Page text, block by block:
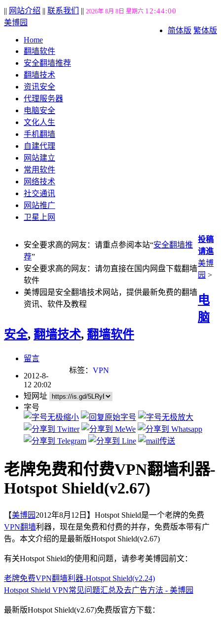
|| 网站介绍 || 联系我们 || 2026年 8月 8日 星期六 12:44:01
简体版 繁体版
美博园
Home
翻墙软件
安全翻墙推荐
翻墙技术
资讯安全
代理服务器
电脑安全
文化人生
手机翻墙
自建代理
网站建立
常用软件
网络技术
社交通讯
网站推广
卫星上网
安全要求高的网友：请重点参阅本站“安全翻墙推
荐”
安全要求高的网友：请勿直接在国内网盘下载翻墙
软件
美博园是安全翻墙技术网站，提供最新免费的翻墙
资讯、软件及教程
投稿
请進
美博
园 >
电
脑
安全, 翻墙技术, 翻墙软件
留言
标签： VPN
2012-8-
12 20:02
短网址
字号
老牌免费和付费VPN翻墙利器-
Hotspot Shield(v2.67)
【美博园 2012年8月12日】Hotspot Shield是一个老牌的免费
VPN翻墙利器，现在是免费和付费的并存，免费版本带有广
告。本文介绍的是最新版Hotspot Shield(v2.67)
有关Hotspot Shield的使用和问题，请参考美博园前文：
老牌免费VPN翻墙利器-Hotspot Shield(v2.24)
Hotspot Shield VPN常见问题汇总及去广告方法 - 美博园
最新版Hotspot Shield(v2.67)免费版官方下载：